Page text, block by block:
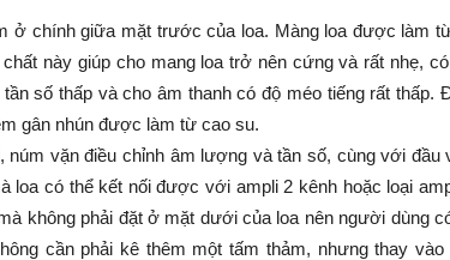
ở chính giữa mặt trước của loa. Màng loa được làm
này giúp cho mang loa trở nên cứng và rất nhẹ,
số thấp và cho âm thanh có độ méo tiếng rất thấp.
gân nhún được làm từ cao su.
núm vặn điều chỉnh âm lượng và tần số, cùng với đầu
loa có thể kết nối được với ampli 2 kênh hoặc loại
không phải đặt ở mặt dưới của loa nên người dùng
cần phải kê thêm một tấm thảm, nhưng thay